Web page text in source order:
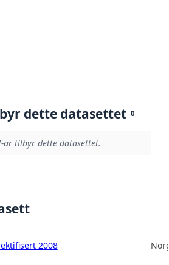
dette datasettet 0
ar tilbyr dette datasettet.
2008